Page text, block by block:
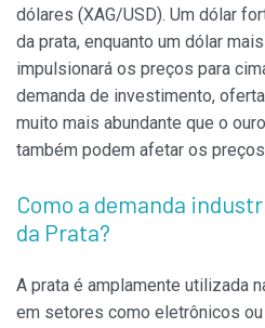
dólares (XAG/USD). Um dólar
da prata, enquanto um dólar
impulsionará os preços para
demanda de investimento,
muito mais abundante que o
também podem afetar os
Como a demanda
da Prata?
A prata é amplamente utilizada
em setores como eletrônicos